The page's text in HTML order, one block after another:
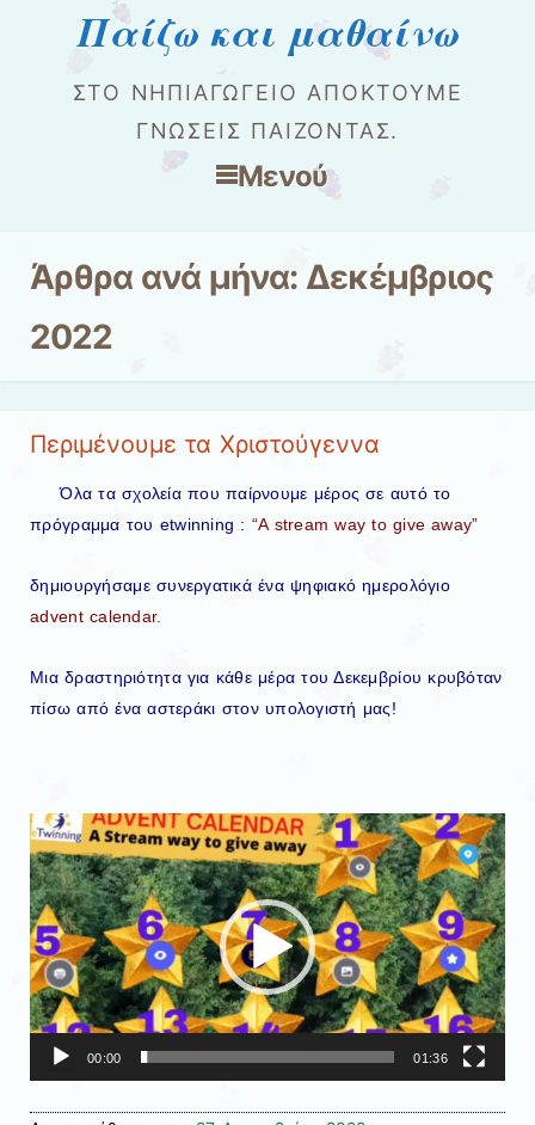
Παίζω και μαθαίνω
ΣΤΟ ΝΗΠΙΑΓΩΓΕΊΟ ΑΠΟΚΤΟΎΜΕ
ΓΝΏΣΕΙΣ ΠΑΊΖΟΝΤΑΣ.
Μενού
Άρθρα ανά μήνα: Δεκέμβριος
2022
Περιμένουμε τα Χριστούγεννα
Όλα τα σχολεία που παίρνουμε μέρος σε αυτό το
πρόγραμμα του etwinning : “A stream way to give away”
δημιουργήσαμε συνεργατικά ένα ψηφιακό ημερολόγιο
advent calendar.
Μια δραστηριότητα για κάθε μέρα του Δεκεμβρίου κρυβόταν
πίσω από ένα αστεράκι στον υπολογιστή μας!
Πρόγραμμα
Αναπαραγωγής
Βίντεο
00:00 01:36